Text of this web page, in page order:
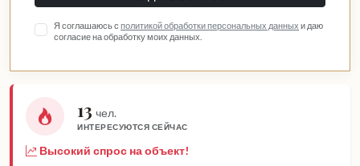
Я соглашаюсь с политикой обработки персональных данных и даю
согласие на обработку моих данных.
13 чел.
ИНТЕРЕСУЮТСЯ СЕЙЧАС
Высокий спрос на объект!